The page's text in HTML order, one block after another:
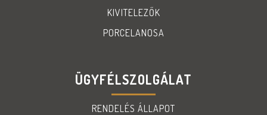
KIVITELEZŐK
PORCELANOSA
ÜGYFÉLSZOLGÁLAT
RENDELÉS ÁLLAPOT